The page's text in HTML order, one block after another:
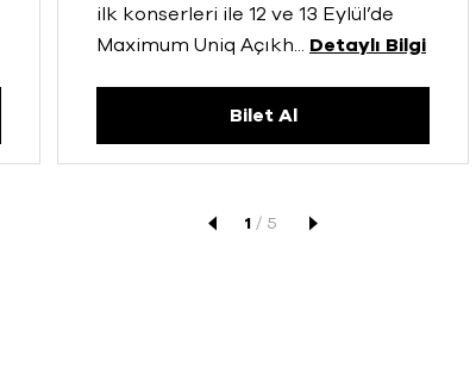
ilk konserleri ile 12 ve 13 Eylül’de
Maximum Uniq Açıkh... Detaylı Bilgi
Bilet Al
1 / 5